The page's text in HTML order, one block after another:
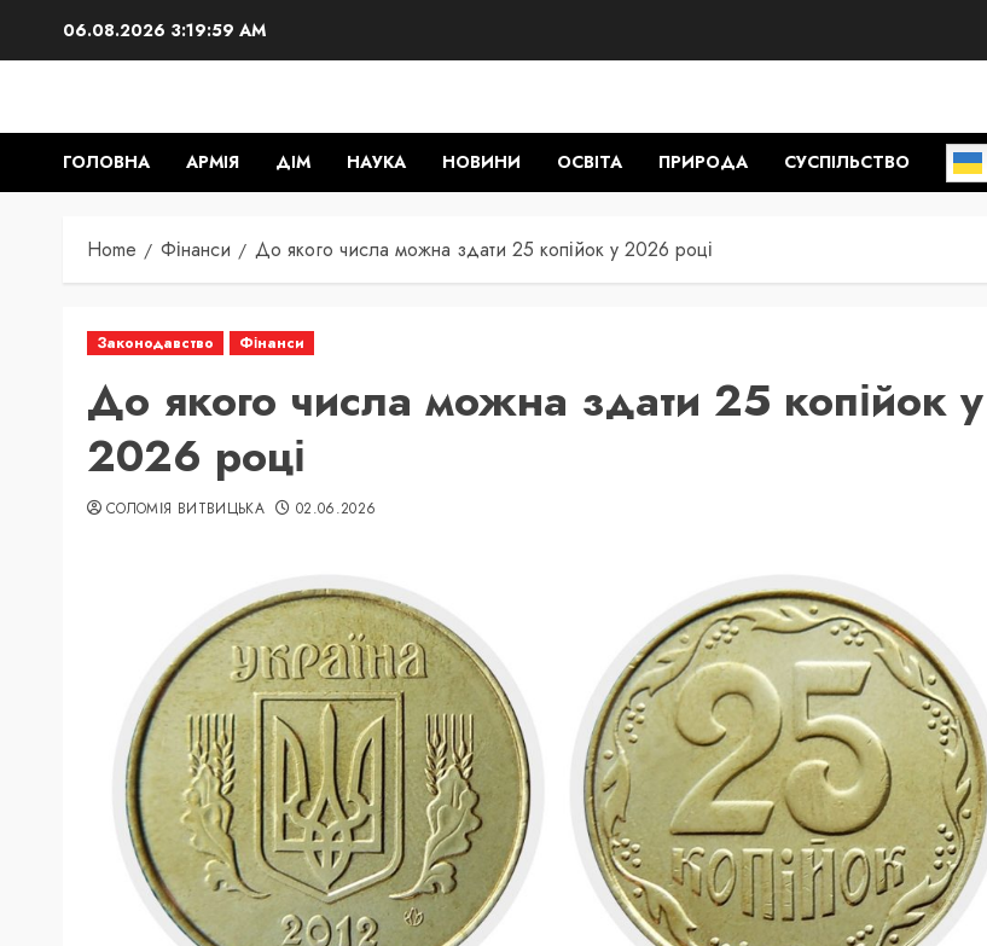
06.08.2026 3:20:00 AM
ГОЛОВНА АРМІЯ ДІМ НАУКА НОВИНИ ОСВІТА ПРИРОДА СУСПІЛЬСТВО
Home Фінанси До якого числа можна здати 25 копійок у 2026 році
Законодавство Фінанси
До якого числа можна здати 25 копійок у
2026 році
СОЛОМІЯ ВИТВИЦЬКА 02.06.2026